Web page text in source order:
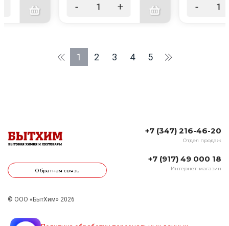
- + -
1 2 3 4 5
Обратная связь
+7 (347) 216-46-20
Отдел продаж
+7 (917) 49 000 18
Интернет-магазин
© ООО «БытХим» 2026